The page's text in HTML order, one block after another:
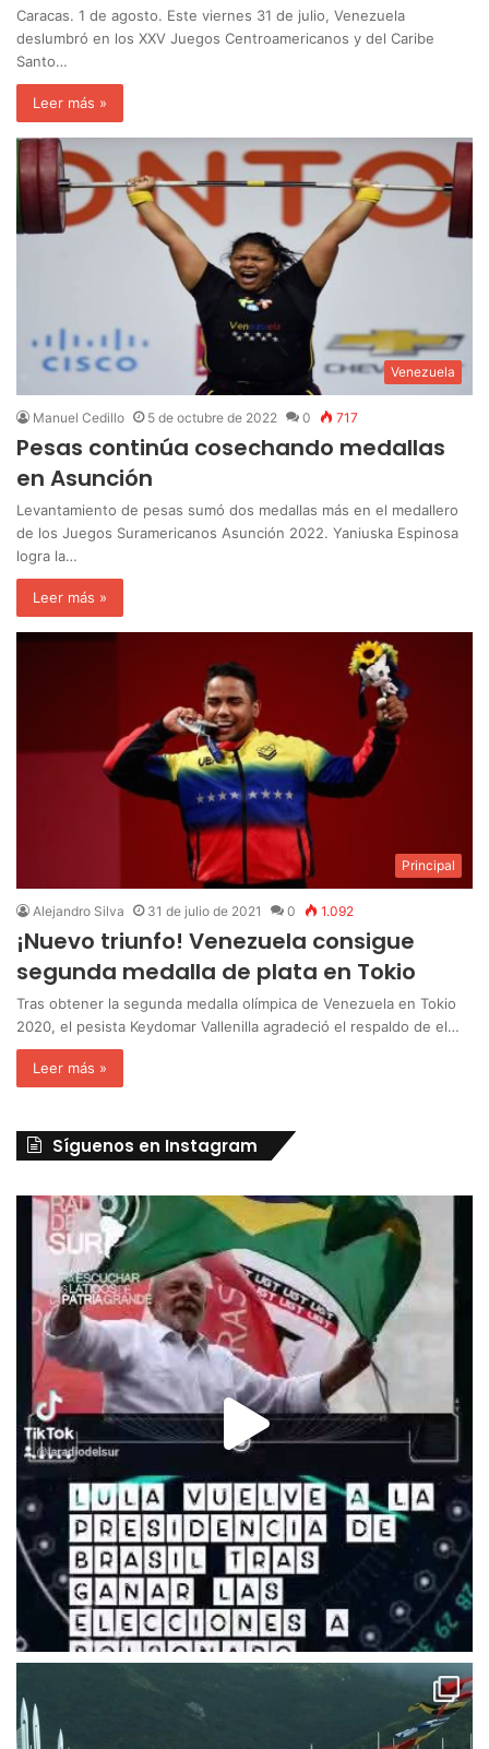
Caracas. 1 de agosto. Este viernes 31 de julio, Venezuela
deslumbró en los XXV Juegos Centroamericanos y del Caribe
Santo…
Leer más »
Venezuela
Manuel Cedillo 5 de octubre de 2022 0 717
Pesas continúa cosechando medallas
en Asunción
Levantamiento de pesas sumó dos medallas más en el medallero
de los Juegos Suramericanos Asunción 2022. Yaniuska Espinosa
logra la…
Leer más »
Principal
Alejandro Silva 31 de julio de 2021 0 1.092
¡Nuevo triunfo! Venezuela consigue
segunda medalla de plata en Tokio
Tras obtener la segunda medalla olímpica de Venezuela en Tokio
2020, el pesista Keydomar Vallenilla agradeció el respaldo de el…
Leer más »
Síguenos en Instagram